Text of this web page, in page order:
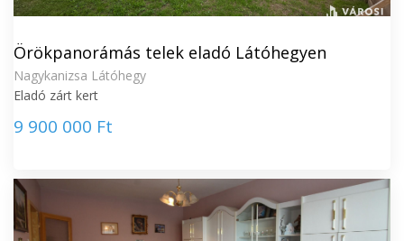
Örökpanorámás telek eladó Látóhegyen
Nagykanizsa Látóhegy
Eladó zárt kert
9 900 000 Ft